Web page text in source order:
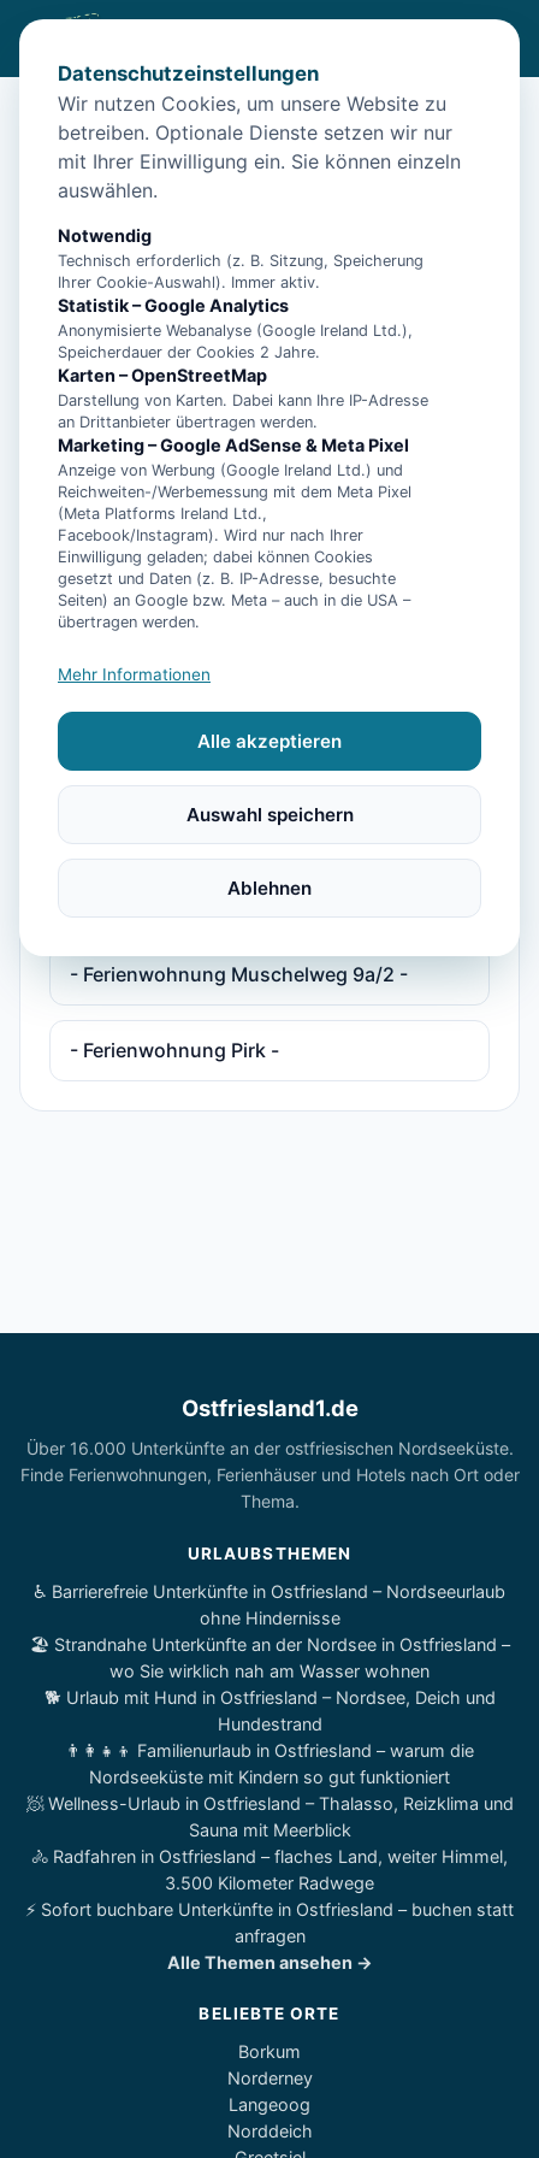
Diese Unterkunft ist aktuell nicht
buchbar
Unterkünfte in der Nähe
Ferienwohnung Dünenrose
Norddeicher Perle 2
- Ferienhaus Bühler Quetsch -
- Ferienhaus Pelikan -
- Ferienhaus Plesse -
- Ferienhaus Plesse 2 -
- Ferienwohnung Deichkind -
- Ferienwohnung Maja -
- Ferienwohnung Muschelweg 9a/2 -
- Ferienwohnung Pirk -
Ostfriesland1.de
Über 16.000 Unterkünfte an der ostfriesischen Nordseeküste.
Finde Ferienwohnungen, Ferienhäuser und Hotels nach Ort oder
Thema.
URLAUBSTHEMEN
♿ Barrierefreie Unterkünfte in Ostfriesland – Nordseeurlaub
ohne Hindernisse
🏖️ Strandnahe Unterkünfte an der Nordsee in Ostfriesland –
wo Sie wirklich nah am Wasser wohnen
🐕 Urlaub mit Hund in Ostfriesland – Nordsee, Deich und
Hundestrand
👨‍👩‍👧‍👦 Familienurlaub in Ostfriesland – warum die
Nordseeküste mit Kindern so gut funktioniert
🧖 Wellness-Urlaub in Ostfriesland – Thalasso, Reizklima und
Sauna mit Meerblick
🚴 Radfahren in Ostfriesland – flaches Land, weiter Himmel,
3.500 Kilometer Radwege
⚡ Sofort buchbare Unterkünfte in Ostfriesland – buchen statt
anfragen
Alle Themen ansehen →
BELIEBTE ORTE
Borkum
Norderney
Langeoog
Norddeich
Datenschutzeinstellungen
Wir nutzen Cookies, um unsere Website zu
betreiben. Optionale Dienste setzen wir nur
mit Ihrer Einwilligung ein. Sie können einzeln
auswählen.
Notwendig
Technisch erforderlich (z. B. Sitzung, Speicherung
Ihrer Cookie-Auswahl). Immer aktiv.
Statistik – Google Analytics
Anonymisierte Webanalyse (Google Ireland Ltd.),
Speicherdauer der Cookies 2 Jahre.
Karten – OpenStreetMap
Darstellung von Karten. Dabei kann Ihre IP-Adresse
an Drittanbieter übertragen werden.
Marketing – Google AdSense & Meta Pixel
Anzeige von Werbung (Google Ireland Ltd.) und
Reichweiten-/Werbemessung mit dem Meta Pixel
(Meta Platforms Ireland Ltd.,
Facebook/Instagram). Wird nur nach Ihrer
Einwilligung geladen; dabei können Cookies
gesetzt und Daten (z. B. IP-Adresse, besuchte
Seiten) an Google bzw. Meta – auch in die USA –
übertragen werden.
Mehr Informationen
Alle akzeptieren
Auswahl speichern
Ablehnen